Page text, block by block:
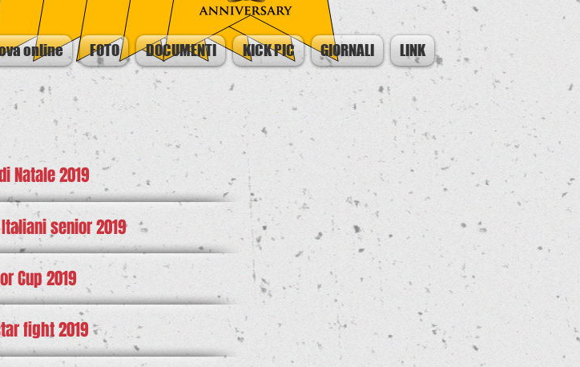
online FOTO DOCUMENTI KICK PIC GIORNALI LINK
Natale 2019
senior 2019
Cup 2019
fight 2019